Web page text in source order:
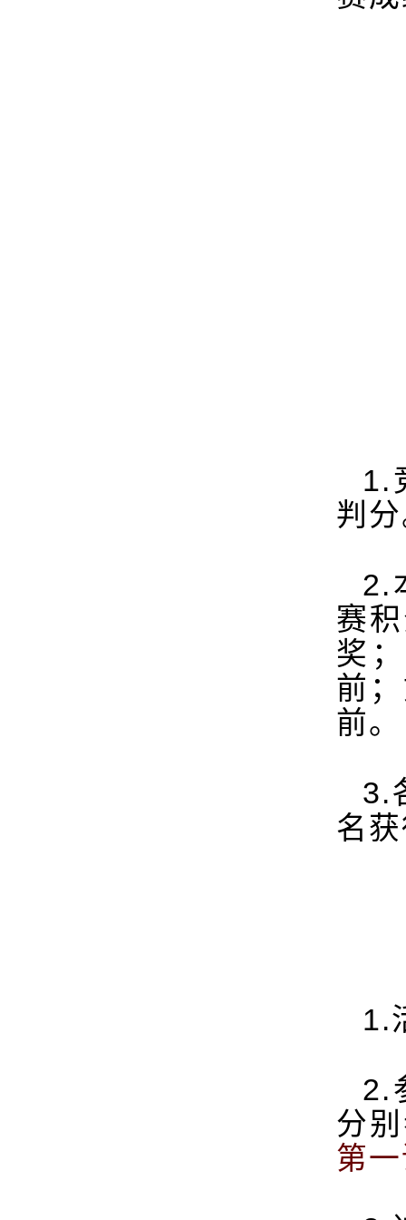
1.
判
2.
赛
奖
前
前。
3.
名
1.
2.
分
第